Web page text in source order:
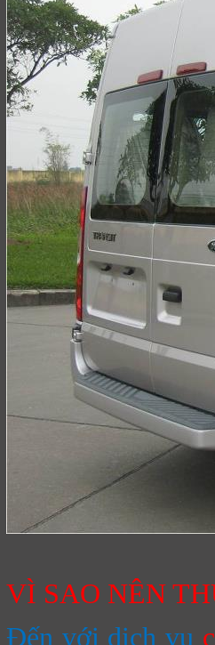
VÌ SAO NÊN
Đến với dịch vụ